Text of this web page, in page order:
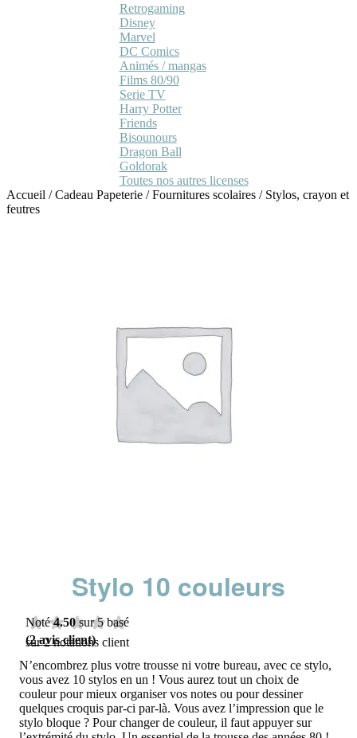
Retrogaming
Disney
Marvel
DC Comics
Animés / mangas
Films 80/90
Serie TV
Harry Potter
Friends
Bisounours
Dragon Ball
Goldorak
Toutes nos autres licenses
Accueil /Cadeau Papeterie /Fournitures scolaires / Stylos, crayon et
feutres
Stylo 10 couleurs
Noté4.50 sur 5 basé
sur2notations client
(2avis client)
N’encombrez plus votre trousse ni votre bureau, avec ce stylo,
vous avez 10 stylos en un ! Vous aurez tout un choix de
couleur pour mieux organiser vos notes ou pour dessiner
quelques croquis par-ci par-là. Vous avez l’impression que le
stylo bloque ? Pour changer de couleur, il faut appuyer sur